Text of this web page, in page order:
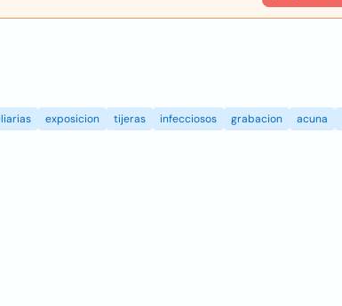
exposicion tijeras infecciosos grabacion acuna